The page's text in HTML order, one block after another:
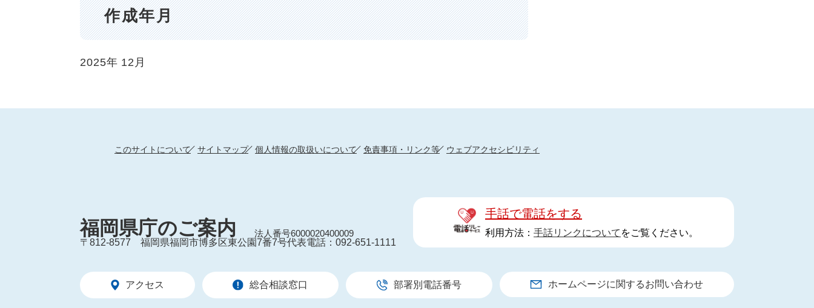
作成年月
2025年 12月
このサイトについて サイトマップ 個人情報の取扱いについて 免責事項・リンク等 ウェブアクセシビリティ
福岡県庁のご案内
法人番号6000020400009
〒812-8577
福岡県福岡市博多区東公園7番7号代表電話：092-651-1111
手話で電話をする
利用方法： 手話リンクについて をご覧ください。
アクセス 総合相談窓口 部署別電話番号 ホームページに関するお問い合わせ